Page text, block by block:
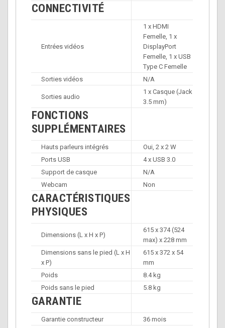
CONNECTIVITÉ
Entrées vidéos
1 x HDMI
Femelle, 1 x
DisplayPort
Femelle, 1 x USB
Type C Femelle
Sorties vidéos
N/A
Sorties audio
1 x Casque (Jack
3.5 mm)
FONCTIONS
SUPPLÉMENTAIRES
Hauts parleurs intégrés
Oui, 2 x 2 W
Ports USB
4 x USB 3.0
Support de casque
N/A
Webcam
Non
CARACTÉRISTIQUES
PHYSIQUES
Dimensions (L x H x P)
615 x 374 (524
max) x 228 mm
Dimensions sans le pied (L x H
x P)
615 x 372 x 54
mm
Poids
8.4 kg
Poids sans le pied
5.8 kg
GARANTIE
Garantie constructeur 36 mois